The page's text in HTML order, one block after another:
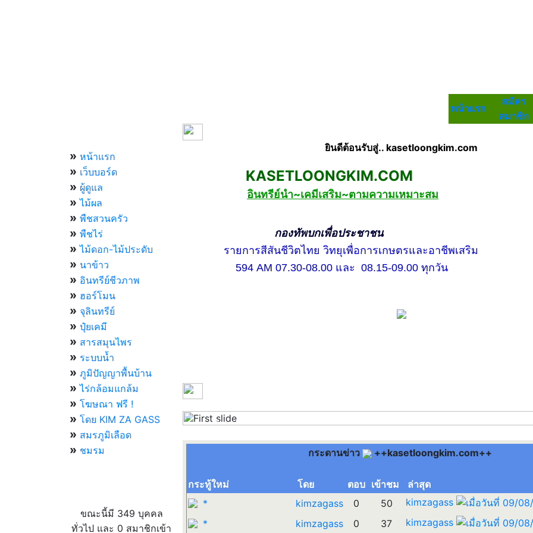
หน้าแรก
สมัคร
สมาชิก
» หน้าแรก
» เว็บบอร์ด
» ผู้ดูแล
» ไม้ผล
» พืชสวนครัว
» พืชไร่
» ไม้ดอก-ไม้ประดับ
» นาข้าว
» อินทรีย์ชีวภาพ
» ฮอร์โมน
» จุลินทรีย์
» ปุ๋ยเคมี
» สารสมุนไพร
» ระบบน้ำ
» ภูมิปัญญาพื้นบ้าน
» ไร่กล้อมแกล้ม
» โฆษณา ฟรี !
» โดย KIM ZA GASS
» สมรภูมิเลือด
» ชมรม
ขณะนี้มี 349 บุคคล
ทั่วไป และ 0 สมาชิกเข้า
ยินดีต้อนรับสู่.. kasetloongkim.com
KASETLOONGKIM.COM
อินทรีย์นำ~เคมีเสริม~ตามความเหมาะสม
กองทัพบกเพื่อประชาชน
รายการสีสันชีวิตไทย วิทยุเพื่อการเกษตรและอาชีพเสริม
594 AM 07.30-08.00 และ 08.15-09.00 ทุกวัน
Previous
กระดานข่าว ++kasetloongkim.com++
กระทู้ใหม่ โดย ตอบ เข้าชม
ล่าสุด
*
kimzagass 0 50
kimzagass
*
kimzagass 0 37 kimzagass